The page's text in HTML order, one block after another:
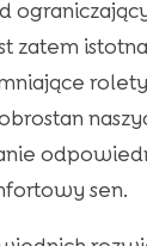
zatem
rolety
sen.